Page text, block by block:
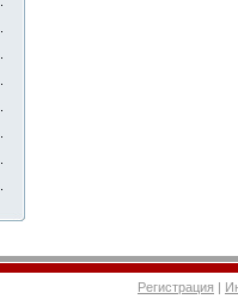
Регистрация |